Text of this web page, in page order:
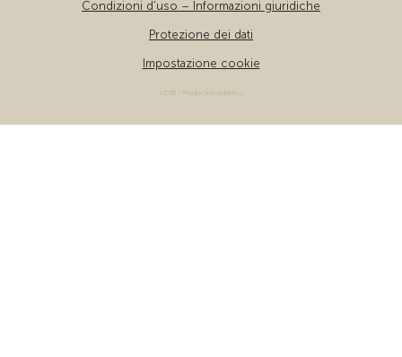
Condizioni d'uso – Informazioni giuridiche
Protezione dei dati
Impostazione cookie
v3.56 / Production publish 2